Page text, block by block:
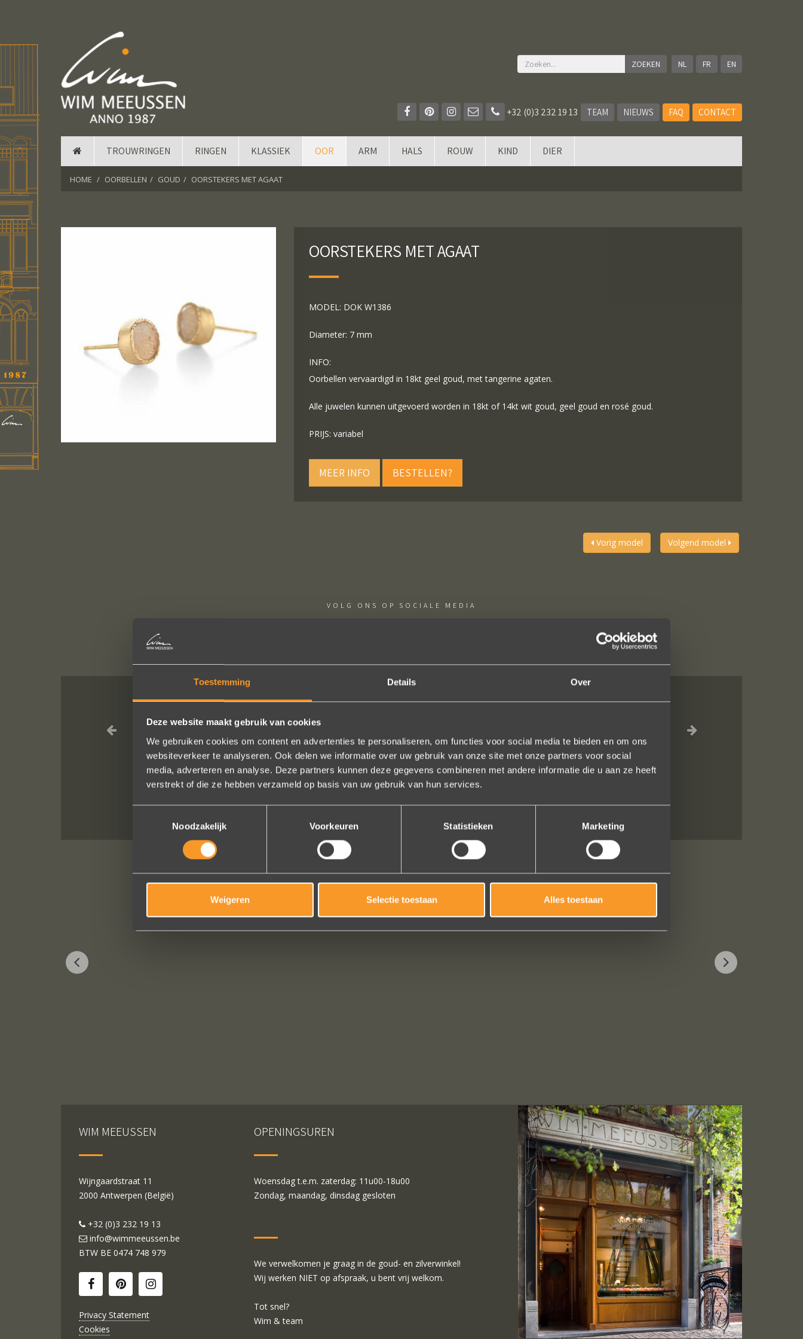
Toestemming Details Over
Deze website maakt gebruik van cookies
We gebruiken cookies om content en advertenties te personaliseren, om functies voor social media te bieden en om ons
websiteverkeer te analyseren. Ook delen we informatie over uw gebruik van onze site met onze partners voor social
media, adverteren en analyse. Deze partners kunnen deze gegevens combineren met andere informatie die u aan ze heeft
verstrekt of die ze hebben verzameld op basis van uw gebruik van hun services.
Noodzakelijk
Voorkeuren Statistieken Marketing
Weigeren Selectie toestaan Alles toestaan
NL FR EN
+32 (0)3 232 19 13 TEAM NIEUWS FAQ CONTACT
TROUWRINGEN RINGEN KLASSIEK OOR ARM HALS ROUW KIND DIER
HOME OORBELLEN GOUD OORSTEKERS MET AGAAT
OORSTEKERS MET AGAAT
MODEL: DOK W1386
Diameter: 7 mm
INFO:
Oorbellen vervaardigd in 18kt geel goud, met tangerine agaten.
Alle juwelen kunnen uitgevoerd worden in 18kt of 14kt wit goud, geel goud en rosé goud.
PRIJS: variabel
MEER INFO BESTELLEN?
Vorig model Volgend model
VOLG ONS OP SOCIALE MEDIA
service, punctueel in het uitvoeren van de bestelling, permanent contact per email tot het versturen
van van de ringen (we wonen in het buitenland). Alles tip top en dat mag hoog en duidelijk gezegd
worden.
Brigitte Antoine Guiet
WIM MEEUSSEN
Wijngaardstraat 11
2000 Antwerpen (België)
+32 (0)3 232 19 13
info@wimmeeussen.be
BTW BE 0474 748 979
Privacy Statement
Cookies
OPENINGSUREN
Woensdag t.e.m. zaterdag: 11u00-18u00
Zondag, maandag, dinsdag gesloten
We verwelkomen je graag in de goud- en zilverwinkel!
Wij werken NIET op afspraak, u bent vrij welkom.
Tot snel?
Wim & team